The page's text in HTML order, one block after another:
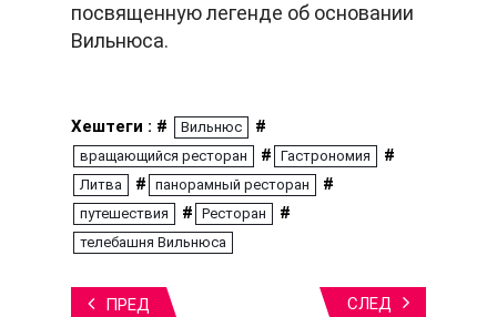
посвященную легенде об основании
Вильнюса.
Хештеги : # Вильнюс #
вращающийся ресторан # Гастрономия #
Литва # панорамный ресторан #
путешествия # Ресторан #
телебашня Вильнюса
ПРЕД СЛЕД